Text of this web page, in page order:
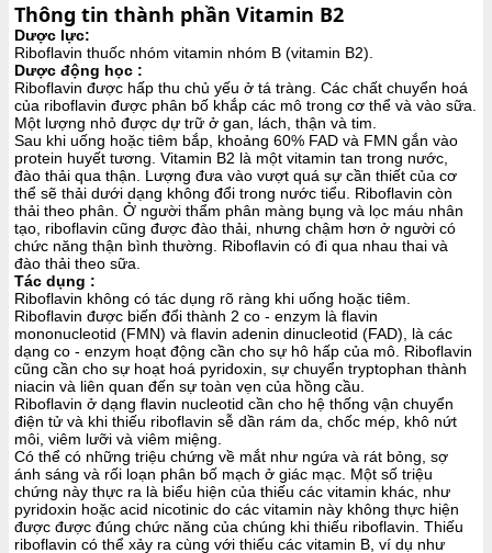
Thông tin thành phần Vitamin B2
Dược lực:
Riboflavin thuốc nhóm vitamin nhóm B (vitamin B2).
Dược động học :
Riboflavin được hấp thu chủ yếu ở tá tràng. Các chất chuyển hoá
của riboflavin được phân bố khắp các mô trong cơ thể và vào sữa.
Một lượng nhỏ được dự trữ ở gan, lách, thận và tim.
Sau khi uống hoặc tiêm bắp, khoảng 60% FAD và FMN gắn vào
protein huyết tương. Vitamin B2 là một vitamin tan trong nước,
đào thải qua thận. Lượng đưa vào vượt quá sự cần thiết của cơ
thể sẽ thải dưới dạng không đổi trong nước tiểu. Riboflavin còn
thải theo phân. Ở người thẩm phân màng bụng và lọc máu nhân
tạo, riboflavin cũng được đào thải, nhưng chậm hơn ở người có
chức năng thận bình thường. Riboflavin có đi qua nhau thai và
đào thải theo sữa.
Tác dụng :
Riboflavin không có tác dụng rõ ràng khi uống hoặc tiêm.
Riboflavin được biến đổi thành 2 co - enzym là flavin
mononucleotid (FMN) và flavin adenin dinucleotid (FAD), là các
dạng co - enzym hoạt động cần cho sự hô hấp của mô. Riboflavin
cũng cần cho sự hoạt hoá pyridoxin, sự chuyển tryptophan thành
niacin và liên quan đến sự toàn vẹn của hồng cầu.
Riboflavin ở dạng flavin nucleotid cần cho hệ thống vận chuyển
điện tử và khi thiếu riboflavin sễ dần rám da, chốc mép, khô nứt
môi, viêm lưỡi và viêm miệng.
Có thể có những triệu chứng về mắt như ngứa và rát bỏng, sợ
ánh sáng và rối loạn phân bố mạch ở giác mạc. Một số triệu
chứng này thực ra là biểu hiện của thiếu các vitamin khác, như
pyridoxin hoặc acid nicotinic do các vitamin này không thực hiện
được được đúng chức năng của chúng khi thiếu riboflavin. Thiếu
riboflavin có thể xảy ra cùng với thiếu các vitamin B, ví dụ như